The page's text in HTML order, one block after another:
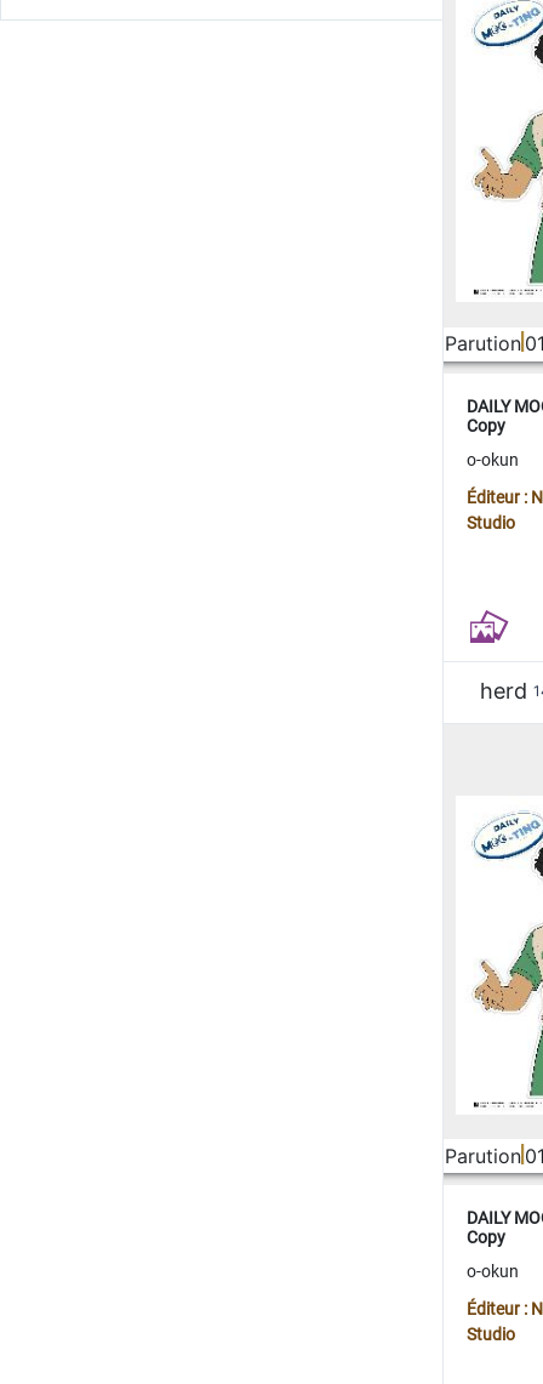
Parution
DAILY
Copy
o-okun
Éditeur :
Studio
herd
Parution
DAILY
Copy
o-okun
Éditeur :
Studio